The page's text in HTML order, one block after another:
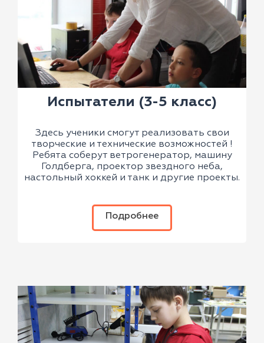
Испытатели (3-5 класс)
Здесь ученики смогут реализовать свои
творческие и технические возможностей !
Ребята соберут ветрогенератор, машину
Голдберга, проектор звездного неба,
настольный хоккей и танк и другие проекты.
Подробнее